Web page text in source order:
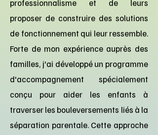
professionnalisme et de leurs
proposer de construire des solutions
de fonctionnement qui leur ressemble.
Forte de mon expérience auprès des
familles, j'ai développé un programme
d'accompagnement spécialement
conçu pour aider les enfants à
traverser les bouleversements liés à la
séparation parentale. Cette approche